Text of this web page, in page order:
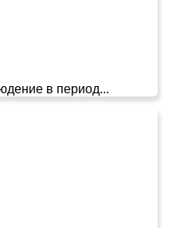
в период...